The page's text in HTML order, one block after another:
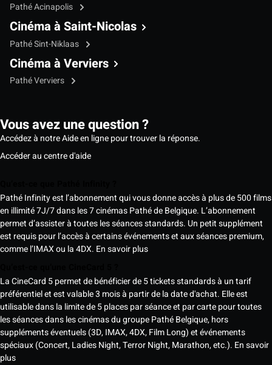
Pathé Acinapolis
Cinéma à Saint-Nicolas
Pathé Sint-Niklaas
Cinéma à Verviers
Pathé Verviers
Vous avez une question ?
Accédez à notre Aide en ligne pour trouver la réponse.
Accéder au centre d'aide
Pathé Infinity est l’abonnement qui vous donne accès à plus de 500 films
en illimité 7J/7 dans les 7 cinémas Pathé de Belgique. L’abonnement
permet d’assister à toutes les séances standards. Un petit supplément
est requis pour l’accès à certains événements et aux séances premium,
comme l’IMAX ou la 4DX. En savoir plus
La CineCard 5 permet de bénéficier de 5 tickets standards à un tarif
préférentiel et est valable 3 mois à partir de la date d'achat. Elle est
utilisable dans la limite de 5 places par séance et par carte pour toutes
les séances dans les cinémas du groupe Pathé Belgique, hors
suppléments éventuels (3D, IMAX, 4DX, Film Long) et événements
spéciaux (Concert, Ladies Night, Terror Night, Marathon, etc.). En savoir
plus